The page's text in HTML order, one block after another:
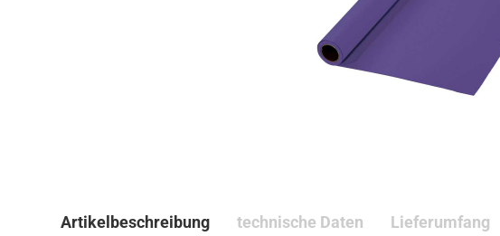
Artikelbeschreibung technische Daten Lieferumfang